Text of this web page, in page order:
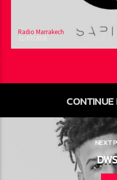
Radio Marrakech
NEXT